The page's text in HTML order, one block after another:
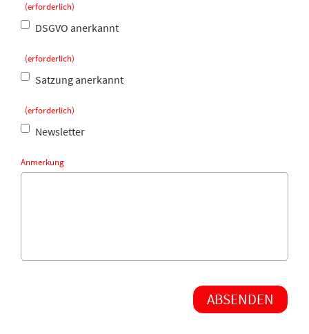
(erforderlich)
DSGVO anerkannt
(erforderlich)
Satzung anerkannt
(erforderlich)
Newsletter
Anmerkung